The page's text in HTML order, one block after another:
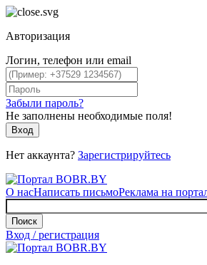
Авторизация
Логин, телефон или email
Забыли пароль?
Не заполнены необходимые поля!
Вход
Нет аккаунта? Зарегистрируйтесь
О насНаписать письмоРеклама на
Поиск
Вход / регистрация